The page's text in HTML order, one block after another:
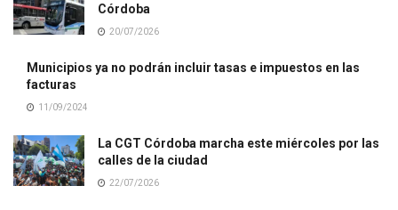
Córdoba
20/07/2026
Municipios ya no podrán incluir tasas e impuestos en las
facturas
11/09/2024
La CGT Córdoba marcha este miércoles por las
calles de la ciudad
22/07/2026